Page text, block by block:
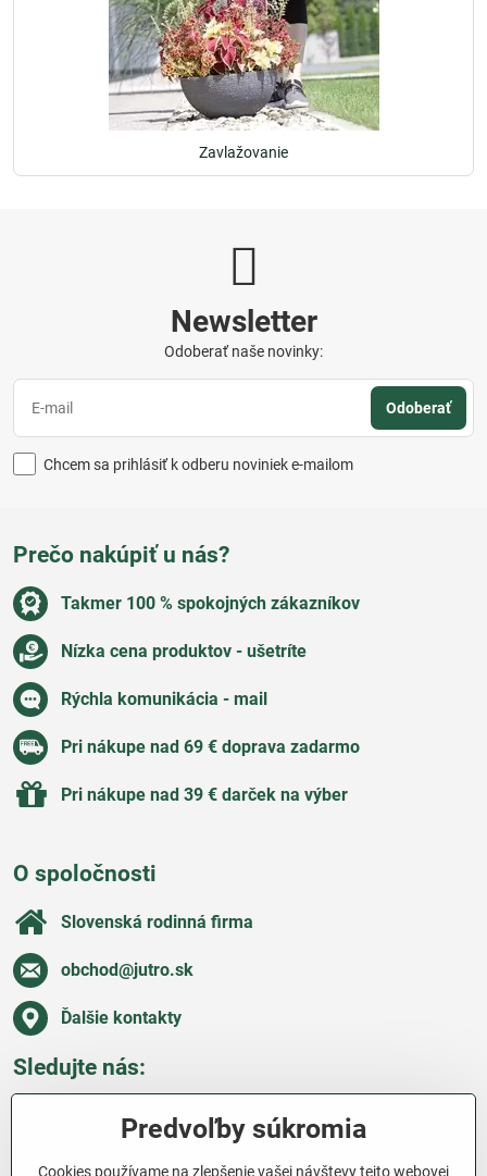
Zavlažovanie
Newsletter
Odoberať naše novinky:
Odoberať
Chcem sa prihlásiť k odberu noviniek e-mailom
Prečo nakúpiť u nás?
Takmer 100 % spokojných zákazníkov
Nízka cena produktov - ušetríte
Rýchla komunikácia - mail
Pri nákupe nad 69 € doprava zadarmo
Pri nákupe nad 39 € darček na výber
O spoločnosti
Slovenská rodinná firma
obchod​@jutro​.sk
Ďalšie kontakty
Sledujte nás:
Všetko o nákupe
Predvoľby súkromia
Cookies používame na zlepšenie vašej návštevy tejto webovej